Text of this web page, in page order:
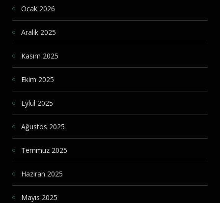
Ocak 2026
Aralık 2025
Kasım 2025
Ekim 2025
Eylül 2025
Ağustos 2025
Temmuz 2025
Haziran 2025
Mayıs 2025